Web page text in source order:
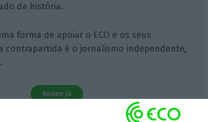
da história.
forma de apoiar o ECO e os seus
contrapartida é o jornalismo independente,
Assine já